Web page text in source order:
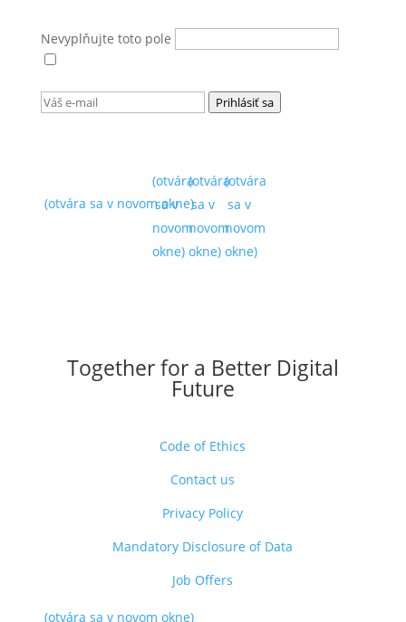
Nevyplňujte toto pole
Prihlásiť sa
(otvára
sa v
novom
okne)
(otvára
sa v
novom
okne)
(otvára
sa v
novom
okne)
(otvára sa v novom okne)
Together for a Better Digital
Future
Code of Ethics
Contact us
Privacy Policy
Mandatory Disclosure of Data
Job Offers
(otvára sa v novom okne)